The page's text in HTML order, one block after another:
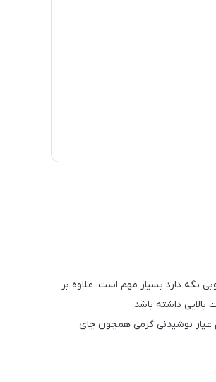
نگه دارد بسیار مهم است. علاوه بر
داشته باشد.
عیار نوشیدنی گرمی همچون چای